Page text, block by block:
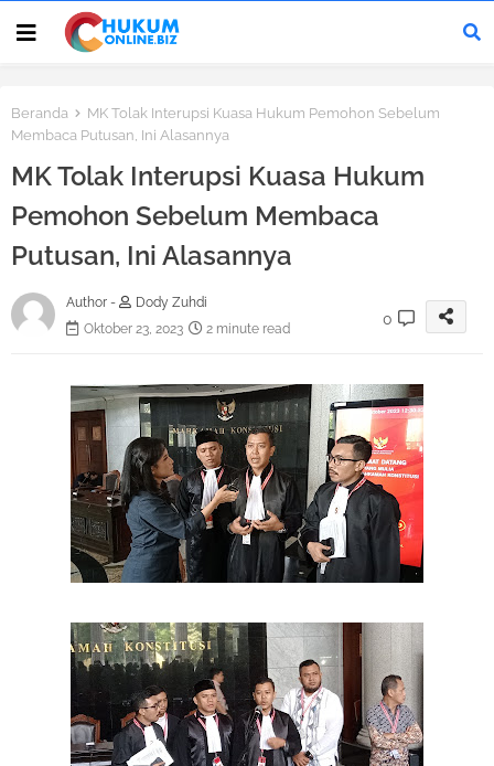
Beranda
MK Tolak Interupsi Kuasa Hukum Pemohon Sebelum
Membaca Putusan, Ini Alasannya
MK Tolak Interupsi Kuasa Hukum
Pemohon Sebelum Membaca
Putusan, Ini Alasannya
Author -
Dody Zuhdi
Oktober 23, 2023
2 minute read
0